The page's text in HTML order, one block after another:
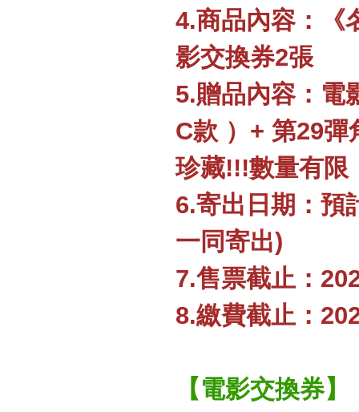
4.商品內容：《
影交換券2張
5.贈品內容：電
C款 ）+ 第29彈
珍藏!!!數量有限
6.寄出日期：預
一同寄出)
7.售票截止：
8.繳費截止：
【電